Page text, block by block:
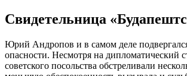
Свидетельница
Юрий Андропов и в самом деле
опасности. Несмотря на дипломатический
советского посольства обстреливали